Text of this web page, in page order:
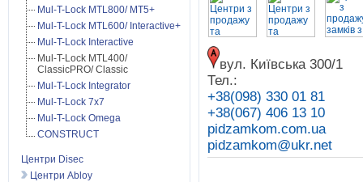
вул. Київська 300/1
Тел.:
+38(098) 330 01 81
+38(067) 406 13 10
pidzamkom.com.ua
pidzamkom@ukr.net
Mul-T-Lock MTL800/ MT5+
Mul-T-Lock MTL600/ Interactive+
Mul-T-Lock Interactive
Mul-T-Lock MTL400/
ClassicPRO/ Classic
Mul-T-Lock Integrator
Mul-T-Lock 7x7
Mul-T-Lock Omega
CONSTRUCT
Центри Disec
Центри Abloy